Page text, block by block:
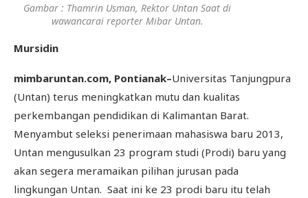
Gambar : Thamrin Usman, Rektor Untan Saat di
wawancarai reporter Mibar Untan.
Mursidin
mimbaruntan.com, Pontianak–Universitas Tanjungpura
(Untan) terus meningkatkan mutu dan kualitas
perkembangan pendidikan di Kalimantan Barat.
Menyambut seleksi penerimaan mahasiswa baru 2013,
Untan mengusulkan 23 program studi (Prodi) baru yang
akan segera meramaikan pilihan jurusan pada
lingkungan Untan. Saat ini ke 23 prodi baru itu telah